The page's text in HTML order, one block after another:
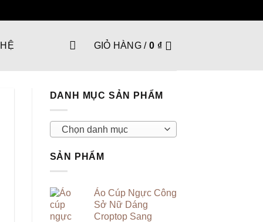
GIỎ HÀNG /0 ₫
DANH MỤC SẢN PHẨM
Chọn danh mục
SẢN PHẨM
Áo Cúp Ngực Công
Sở Nữ Dáng
Croptop Sang